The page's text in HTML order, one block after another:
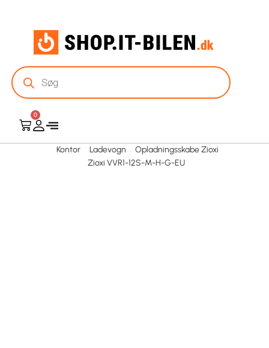
0
Kontor Ladevogn
Opladningsskabe Zioxi
Zioxi VVR1-12S-M-H-G-EU